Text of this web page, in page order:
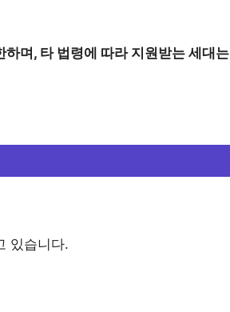
며, 타 법령에 따라 지원받는 세대는
있습니다.